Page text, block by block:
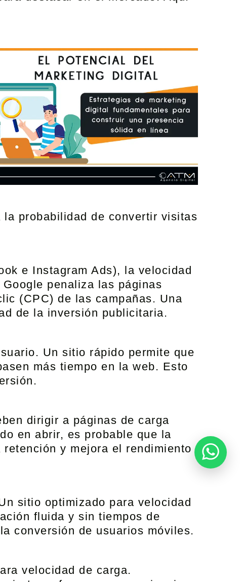
probabilidad de convertir visitas
e Instagram Ads), la velocidad
penaliza las páginas
(CPC) de las campañas. Una
de la inversión publicitaria.
Un sitio rápido permite que
más tiempo en la web. Esto
dirigir a páginas de carga
en abrir, es probable que la
y mejora el rendimiento
sitio optimizado para velocidad
fluida y sin tiempos de
conversión de usuarios móviles.
velocidad de carga.